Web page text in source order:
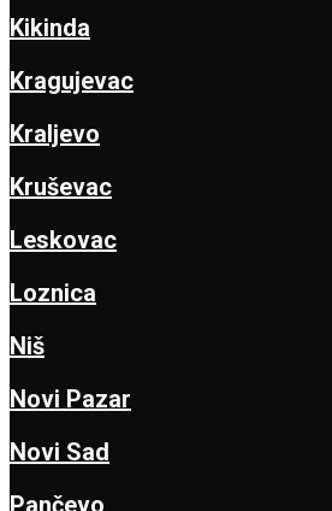
Kikinda
Kragujevac
Kraljevo
Kruševac
Leskovac
Loznica
Niš
Novi Pazar
Novi Sad